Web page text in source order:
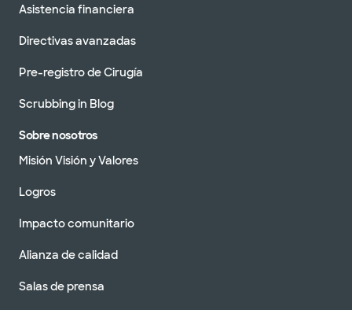
Asistencia financiera
Directivas avanzadas
Pre-registro de Cirugía
Scrubbing in Blog
Sobre nosotros
Misión Visión y Valores
Logros
Impacto comunitario
Alianza de calidad
Salas de prensa